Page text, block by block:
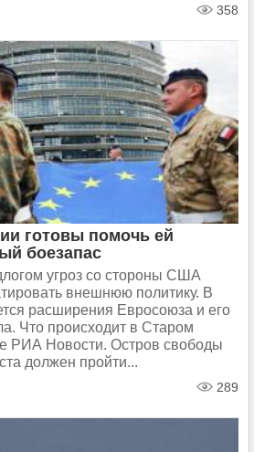
358
готовы помочь ей
боезапас
угроз со стороны США
внешнюю политику. В
расширения Евросоюза и его
Что происходит в Старом
РИА Новости. Остров свободы
должен пройти...
289